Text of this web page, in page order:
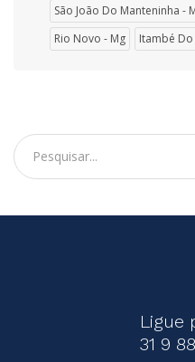
São João Do Manteninha -
Rio Novo - Mg
Itambé
Ligue
31 9